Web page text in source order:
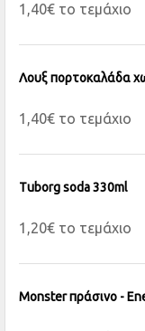
1,40€ το τεμάχιο
Λουξ πορτοκαλάδα
1,40€ το τεμάχιο
Tuborg soda 330ml
1,20€ το τεμάχιο
Monster πράσινο -